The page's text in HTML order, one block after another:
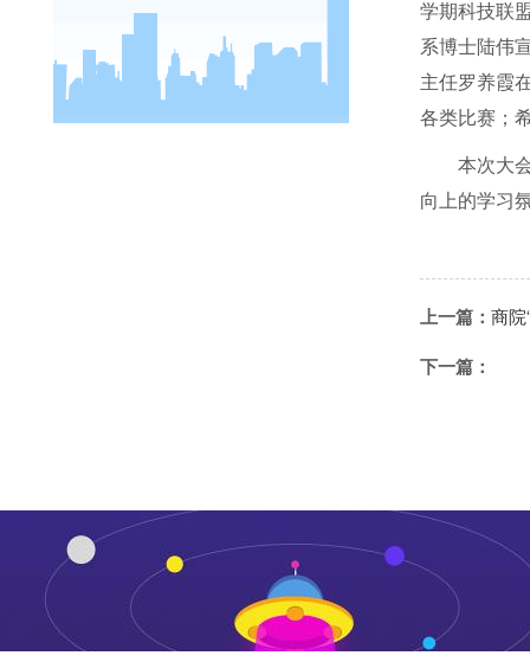
学期科技联
系博士陆伟
主任罗养霞
各类比赛；
本次大
向上的学习
上一篇： 商院
下一篇：